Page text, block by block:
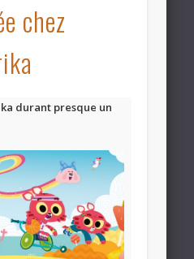
chez
durant presque un